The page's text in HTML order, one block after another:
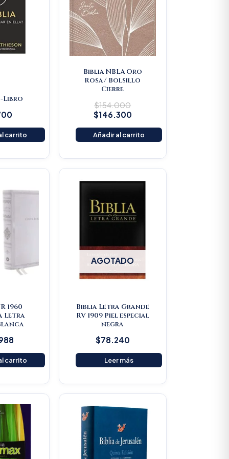
Libro
carrito
Biblia NBLA Oro
Rosa/ Bolsillo
Cierre
$154.000
$146.300
Añadir al carrito
1960
Letra
carrito
AGOTADO
Biblia Letra Grande
RV 1909 Piel especial
negra
$78.240
Leer más